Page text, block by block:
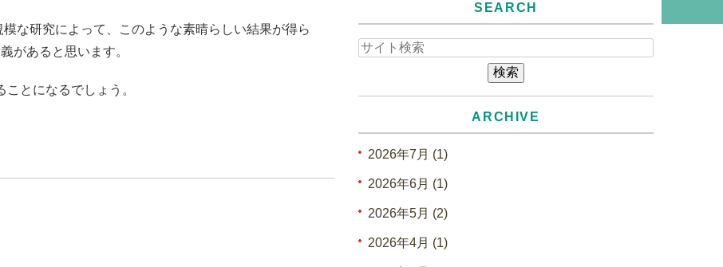
な研究によって、このような素晴らしい結果が得ら
があると思います。
とになるでしょう。
SEARCH
ARCHIVE
2026年7月 (1)
2026年6月 (1)
2026年5月 (2)
2026年4月 (1)